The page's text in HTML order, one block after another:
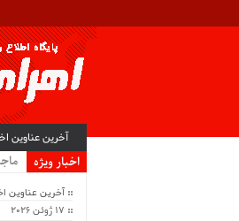
آخرین عناوین
اخبار ویژه
آخرین عناوین
17 ژوئن 2026